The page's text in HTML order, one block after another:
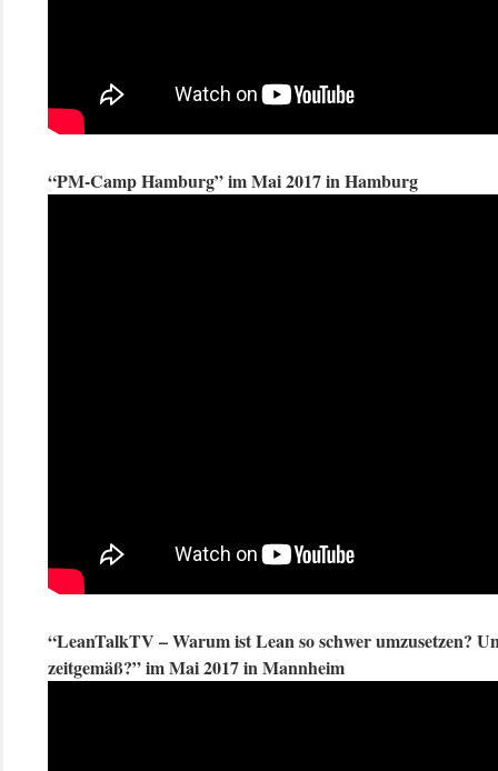
“PM-Camp Hamburg” im Mai 2017 in Hamburg
“LeanTalkTV – Warum ist Lean so schwer umzusetzen?
zeitgemäß?” im Mai 2017 in Mannheim